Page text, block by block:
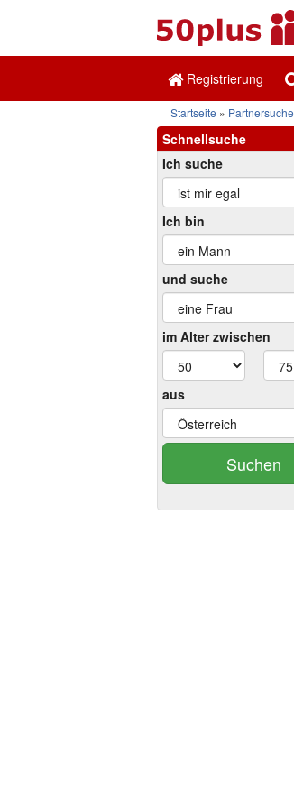
Registrierung
Startseite Partnersuche
Schnellsuche
Ich suche
Ich bin
und suche
im Alter zwischen
aus
Suchen